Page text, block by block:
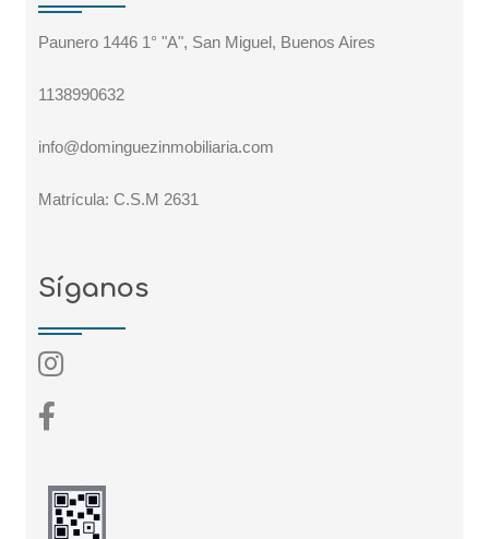
Paunero 1446 1° "A", San Miguel, Buenos Aires
1138990632
info@dominguezinmobiliaria.com
Matrícula: C.S.M 2631
Síganos